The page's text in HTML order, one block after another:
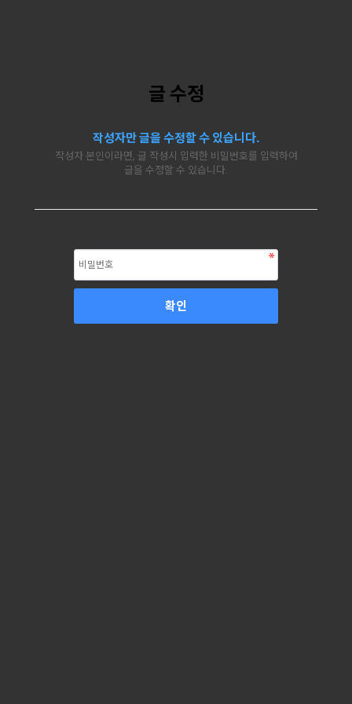
글 수정
작성자만 글을 수정할 수 있습니다.
작성자 본인이라면, 글 작성시 입력한 비밀번호를 입력하여
글을 수정할 수 있습니다.